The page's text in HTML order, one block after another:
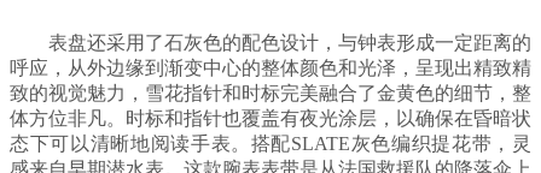
表盘还采用了石灰色的配色设计，与钟表形成一定距离的
呼应，从外边缘到渐变中心的整体颜色和光泽，呈现出精致精
致的视觉魅力，雪花指针和时标完美融合了金黄色的细节，整
体方位非凡。时标和指针也覆盖有夜光涂层，以确保在昏暗状
态下可以清晰地阅读手表。搭配SLATE灰色编织提花带，灵
感来自早期潜水表。这款腕表表带是从法国救援队的降落伞上